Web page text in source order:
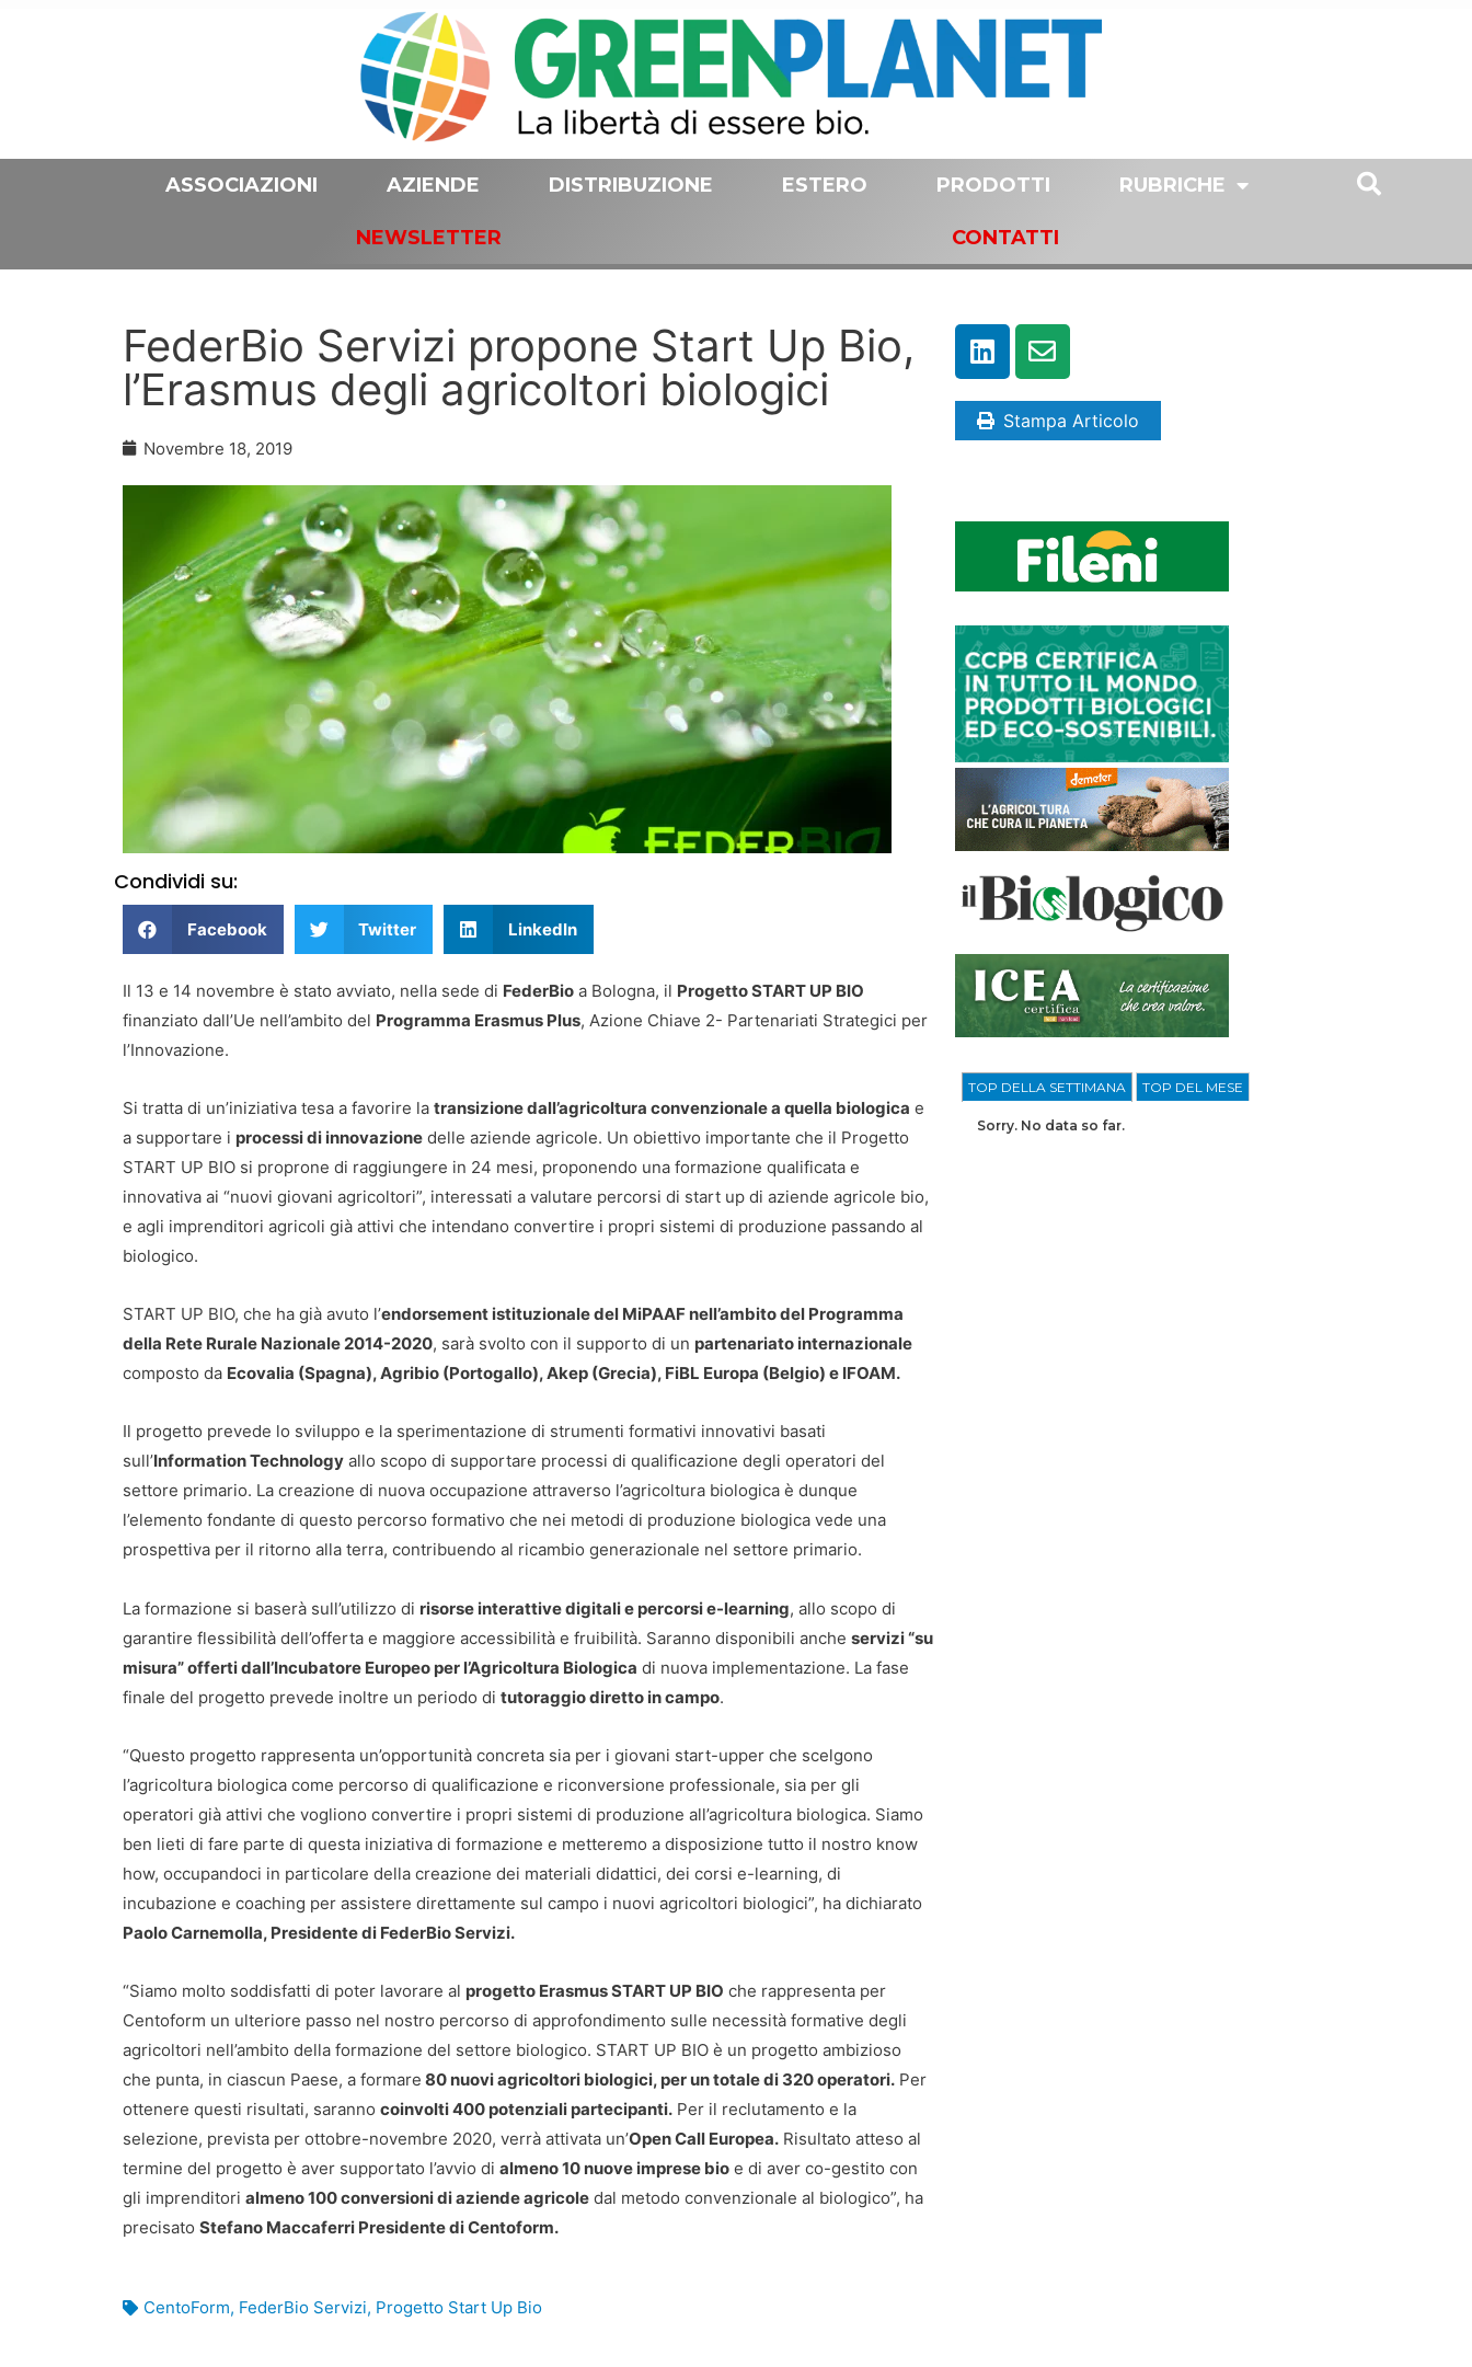
ASSOCIAZIONI AZIENDE DISTRIBUZIONE ESTERO PRODOTTI RUBRICHE
NEWSLETTER CONTATTI
FederBio Servizi propone Start Up Bio,
l’Erasmus degli agricoltori biologici
Novembre 18, 2019
Condividi su:
Facebook Twitter LinkedIn
Il 13 e 14 novembre è stato avviato, nella sede di FederBio a Bologna, il Progetto START UP BIO
finanziato dall’Ue nell’ambito del Programma Erasmus Plus, Azione Chiave 2- Partenariati Strategici per
l’Innovazione.
Si tratta di un’iniziativa tesa a favorire la transizione dall’agricoltura convenzionale a quella biologica e
a supportare i processi di innovazione delle aziende agricole. Un obiettivo importante che il Progetto
START UP BIO si proprone di raggiungere in 24 mesi, proponendo una formazione qualificata e
innovativa ai “nuovi giovani agricoltori”, interessati a valutare percorsi di start up di aziende agricole bio,
e agli imprenditori agricoli già attivi che intendano convertire i propri sistemi di produzione passando al
biologico.
START UP BIO, che ha già avuto l’endorsement istituzionale del MiPAAF nell’ambito del Programma
della Rete Rurale Nazionale 2014-2020, sarà svolto con il supporto di un partenariato internazionale
composto da Ecovalia (Spagna), Agribio (Portogallo), Akep (Grecia), FiBL Europa (Belgio) e IFOAM.
Il progetto prevede lo sviluppo e la sperimentazione di strumenti formativi innovativi basati
sull’Information Technology allo scopo di supportare processi di qualificazione degli operatori del
settore primario. La creazione di nuova occupazione attraverso l’agricoltura biologica è dunque
l’elemento fondante di questo percorso formativo che nei metodi di produzione biologica vede una
prospettiva per il ritorno alla terra, contribuendo al ricambio generazionale nel settore primario.
La formazione si baserà sull’utilizzo di risorse interattive digitali e percorsi e-learning, allo scopo di
garantire flessibilità dell’offerta e maggiore accessibilità e fruibilità. Saranno disponibili anche servizi “su
misura” offerti dall’Incubatore Europeo per l’Agricoltura Biologica di nuova implementazione. La fase
finale del progetto prevede inoltre un periodo di tutoraggio diretto in campo.
“Questo progetto rappresenta un’opportunità concreta sia per i giovani start-upper che scelgono
l’agricoltura biologica come percorso di qualificazione e riconversione professionale, sia per gli
operatori già attivi che vogliono convertire i propri sistemi di produzione all’agricoltura biologica. Siamo
ben lieti di fare parte di questa iniziativa di formazione e metteremo a disposizione tutto il nostro know
how, occupandoci in particolare della creazione dei materiali didattici, dei corsi e-learning, di
incubazione e coaching per assistere direttamente sul campo i nuovi agricoltori biologici”, ha dichiarato
Paolo Carnemolla, Presidente di FederBio Servizi.
“Siamo molto soddisfatti di poter lavorare al progetto Erasmus START UP BIO che rappresenta per
Centoform un ulteriore passo nel nostro percorso di approfondimento sulle necessità formative degli
agricoltori nell’ambito della formazione del settore biologico. START UP BIO è un progetto ambizioso
che punta, in ciascun Paese, a formare 80 nuovi agricoltori biologici, per un totale di 320 operatori. Per
ottenere questi risultati, saranno coinvolti 400 potenziali partecipanti. Per il reclutamento e la
selezione, prevista per ottobre-novembre 2020, verrà attivata un’Open Call Europea. Risultato atteso al
termine del progetto è aver supportato l’avvio di almeno 10 nuove imprese bio e di aver co-gestito con
gli imprenditori almeno 100 conversioni di aziende agricole dal metodo convenzionale al biologico”, ha
precisato Stefano Maccaferri Presidente di Centoform.
CentoForm, FederBio Servizi, Progetto Start Up Bio
Stampa Articolo
TOP DELLA SETTIMANA TOP DEL MESE
Sorry. No data so far.